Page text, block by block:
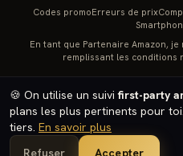
🍪 On utilise un suivifirst-party
plans les plus pertinents pour
tiers. En savoir plus
Refuser
Accepter
Codes promoErreurs de prix
En tant que Partenaire Amazon,
remplissant les conditions